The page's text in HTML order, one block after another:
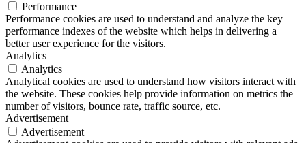
Performance
Performance cookies are used to understand and analyze the key
performance indexes of the website which helps in delivering a
better user experience for the visitors.
Analytics
Analytics
Analytical cookies are used to understand how visitors interact with
the website. These cookies help provide information on metrics the
number of visitors, bounce rate, traffic source, etc.
Advertisement
Advertisement